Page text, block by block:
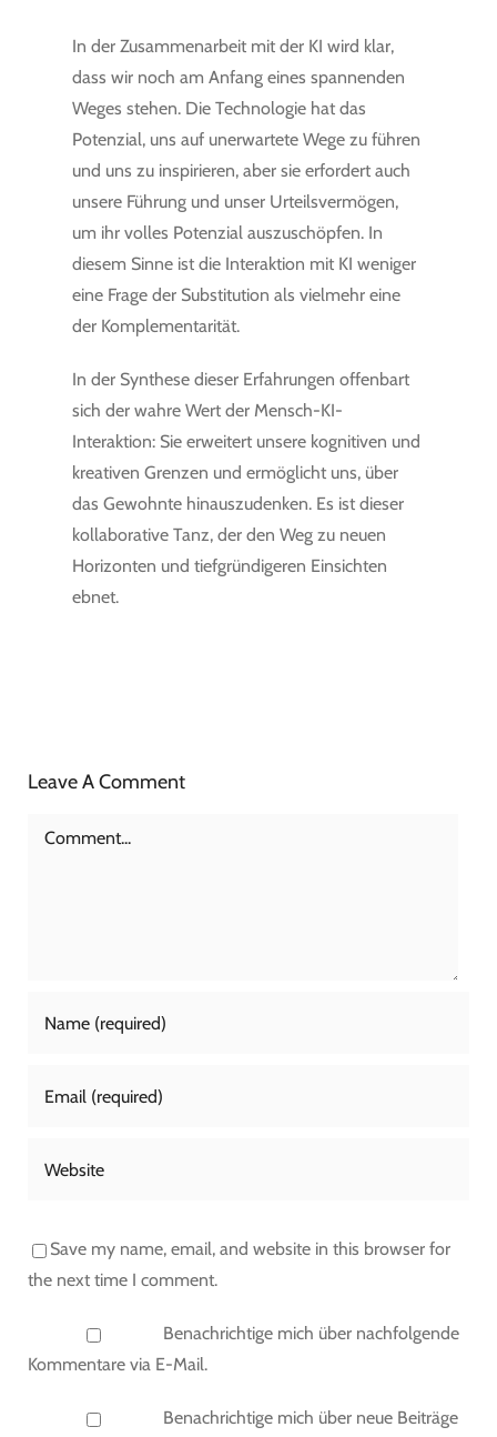
In der Zusammenarbeit mit der KI wird klar,
dass wir noch am Anfang eines spannenden
Weges stehen. Die Technologie hat das
Potenzial, uns auf unerwartete Wege zu führen
und uns zu inspirieren, aber sie erfordert auch
unsere Führung und unser Urteilsvermögen,
um ihr volles Potenzial auszuschöpfen. In
diesem Sinne ist die Interaktion mit KI weniger
eine Frage der Substitution als vielmehr eine
der Komplementarität.
In der Synthese dieser Erfahrungen offenbart
sich der wahre Wert der Mensch-KI-
Interaktion: Sie erweitert unsere kognitiven und
kreativen Grenzen und ermöglicht uns, über
das Gewohnte hinauszudenken. Es ist dieser
kollaborative Tanz, der den Weg zu neuen
Horizonten und tiefgründigeren Einsichten
ebnet.
Leave A Comment
Comment
Save my name, email, and website in this browser for
the next time I comment.
Benachrichtige mich über nachfolgende
Kommentare via E-Mail.
Benachrichtige mich über neue Beiträge